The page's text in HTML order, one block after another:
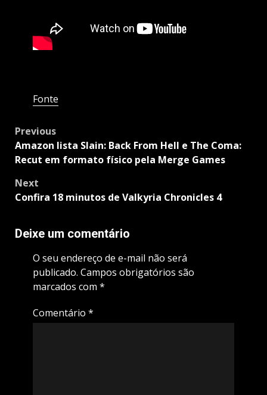
Fonte
Post
navigation
Previous
Amazon lista Slain: Back From Hell e The Coma:
Recut em formato físico pela Merge Games
Next
Confira 18 minutos de Valkyria Chronicles 4
Deixe um comentário
O seu endereço de e-mail não será
publicado. Campos obrigatórios são
marcados com *
Comentário *